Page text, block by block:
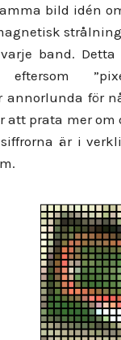
bild idén
band. Detta
eftersom
annorlunda för
att prata mer om
är i